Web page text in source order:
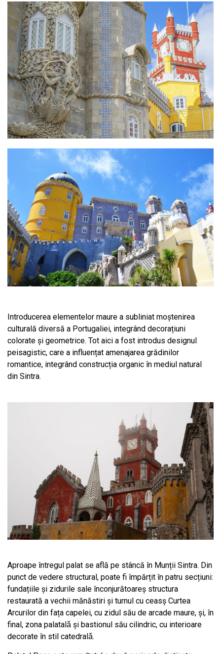
Introducerea elementelor maure a subliniat moștenirea
culturală diversă a Portugaliei, integrând decorațiuni
colorate și geometrice. Tot aici a fost introdus designul
peisagistic, care a influențat amenajarea grădinilor
romantice, integrând construcția organic în mediul natural
din Sintra.
Aproape întregul palat se află pe stâncă în Munții Sintra. Din
punct de vedere structural, poate fi împărțit în patru secțiuni:
fundațiile și zidurile sale înconjurătoareș structura
restaurată a vechii mănăstiri și turnul cu ceasș Curtea
Arcurilor din fața capelei, cu zidul său de arcade maure, și, în
final, zona palatalǎ și bastionul său cilindric, cu interioare
decorate în stil catedralǎ.